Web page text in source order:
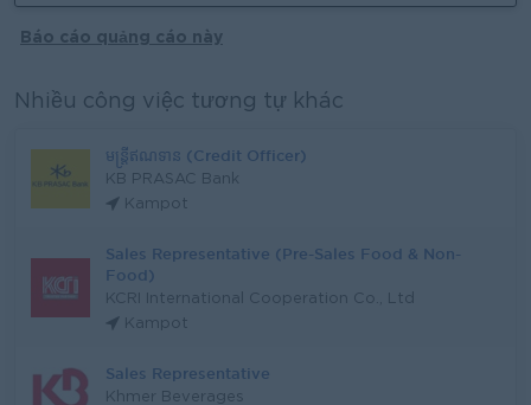
Báo cáo quảng cáo này
Nhiều công việc tương tự khác
មន្រ្តីឥណទាន (Credit Officer)
KB PRASAC Bank
Kampot
Sales Representative (Pre-Sales Food & Non-
Food)
KCRI International Cooperation Co., Ltd
Kampot
Sales Representative
Khmer Beverages